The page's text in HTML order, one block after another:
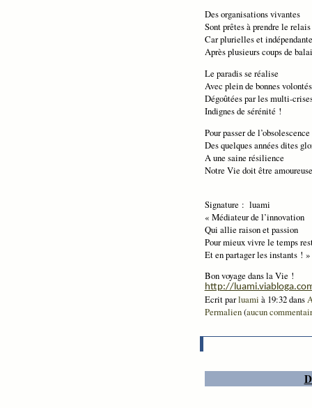
Des organisations vivantes
Sont prêtes à prendre le relais
Car plurielles et
Après plusieurs coups de
Le paradis se réalise
Avec plein de bonnes volontés
Dégoûtées par les multi-
Indignes de sérénité !
Pour passer de l’obsolescence
Des quelques années dites
A une saine résilience
Notre Vie doit être
Signature : luami
« Médiateur de l’innovation
Qui allie raison et passion
Pour mieux vivre le temps
Et en partager les instants ! »
Bon voyage dansla Vie !
http://
Ecrit parluami à 19:32 dans
Permalien(aucun